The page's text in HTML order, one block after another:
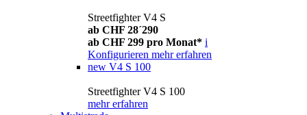
Streetfighter V4 S
ab CHF 28´290
ab CHF 299 pro Monat* i
Konfigurieren mehr erfahren
new V4 S 100
Streetfighter V4 S 100
mehr erfahren